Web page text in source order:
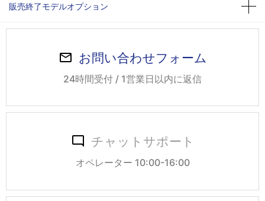
販売終了モデルオプション
お問い合わせフォーム
24時間受付 / 1営業日以内に返信
チャットサポート
オペレーター 10:00-16:00